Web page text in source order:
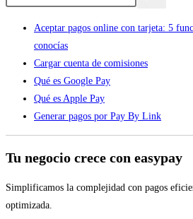
Aceptar pagos online con tarjeta: 5
conocías
Cargar cuenta de comisiones
Qué es Google Pay
Qué es Apple Pay
Generar pagos por Pay By Link
Tu negocio crece con easypay
Simplificamos la complejidad con pagos
optimizada.